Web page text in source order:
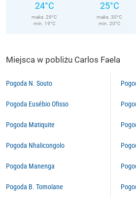
24°C
maks. 29°C
min. 19°C
25°C
maks. 30°C
min. 20°C
Miejsca w pobliżu Carlos Faela
Pogoda N. Souto
Pogoda Eusébio Ofisso
Pogoda Matiquite
Pogoda Nhalicongolo
Pogoda Manenga
Pogoda B. Tomolane